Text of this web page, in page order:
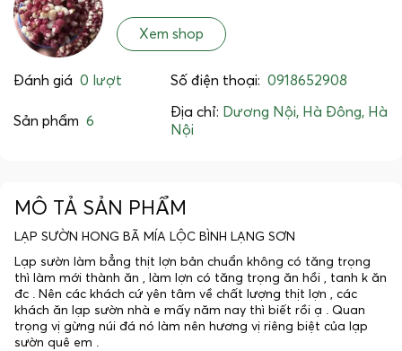
Xem shop
Đánh giá 0 lượt Số điện thoại: 0918652908
Sản phẩm 6
Địa chỉ: Dương Nội, Hà Đông, Hà
Nội
MÔ TẢ SẢN PHẨM
LẠP SƯỜN HONG BÃ MÍA LỘC BÌNH LẠNG SƠN
Lạp sườn làm bẳng thịt lợn bản chuẩn không có tăng trọng
thì làm mới thành ăn , làm lợn có tăng trọng ăn hồi , tanh k ăn
đc . Nên các khách cứ yên tâm về chất lượng thịt lợn , các
khách ăn lạp sườn nhà e mấy năm nay thì biết rồi ạ . Quan
trọng vị gừng núi đá nó làm nên hương vị riêng biệt của lạp
sườn quê em .